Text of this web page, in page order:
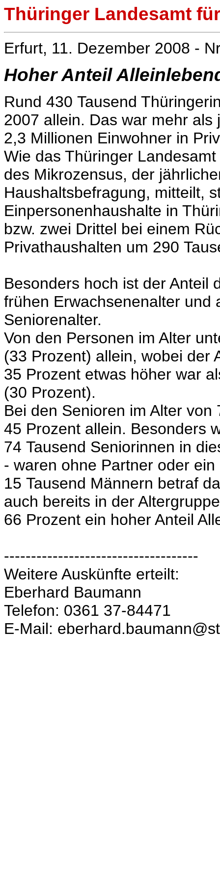
Thüringer Landesamt
Erfurt, 11. Dezember 2008 -
Hoher Anteil
Rund 430 Tausend
2007 allein. Das war mehr
2,3 Millionen Einwohner in
Wie das Thüringer
des Mikrozensus, der
Haushaltsbefragung, mitteilt,
Einpersonenhaushalte in
bzw. zwei Drittel bei einem
Privathaushalten um 290
Besonders hoch ist der Anteil
frühen Erwachsenenalter und
Seniorenalter.
Von den Personen im Alter
(33 Prozent) allein, wobei der
35 Prozent etwas höher war
(30 Prozent).
Bei den Senioren im Alter
45 Prozent allein. Besonders
74 Tausend Seniorinnen in
- waren ohne Partner oder
15 Tausend Männern betraf
auch bereits in der
66 Prozent ein hoher Anteil
------------------------------------
Weitere Auskünfte erteilt:
Eberhard Baumann
Telefon: 0361 37-84471
E-Mail: